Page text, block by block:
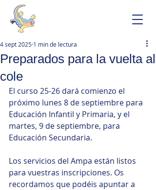
Preparados para la vuelta al
cole
4 sept 2025 1 min de lectura
El curso 25-26 dará comienzo el
próximo lunes 8 de septiembre para
Educación Infantil y Primaria, y el
martes, 9 de septiembre, para
Educación Secundaria.
Los servicios del Ampa están listos
para vuestras inscripciones. Os
recordamos que podéis apuntar a